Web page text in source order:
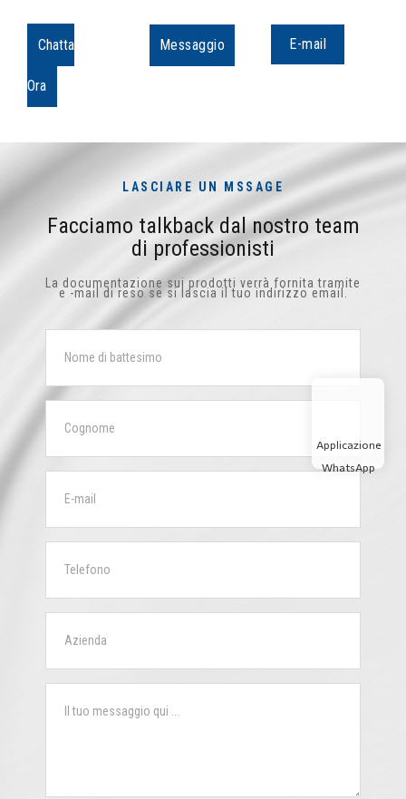
Chatta
Ora
Messaggio E-mail
LASCIARE UN MSSAGE
Facciamo talkback dal nostro team
di professionisti
La documentazione sui prodotti verrà fornita tramite
e -mail di reso se si lascia il tuo indirizzo email.
Applicazione
WhatsApp